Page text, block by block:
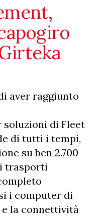
aver raggiunto
soluzioni di Fleet
di tutti i tempi,
su ben 2.700
trasporti
i computer di
la connettività